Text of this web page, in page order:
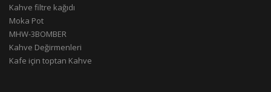
Kahve filtre kağıdı
Moka Pot
MHW-3BOMBER
Kahve Değirmenleri
Kafe için toptan Kahve